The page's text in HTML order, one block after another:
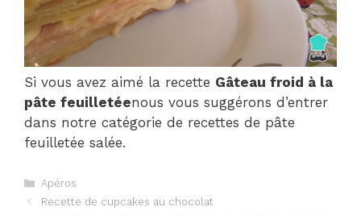
Si vous avez aimé la recette Gâteau froid à la
pâte feuilletéenous vous suggérons d’entrer
dans notre catégorie de recettes de pâte
feuilletée salée.
Catégories
Apéros
Navigation
Recette de cupcakes au chocolat